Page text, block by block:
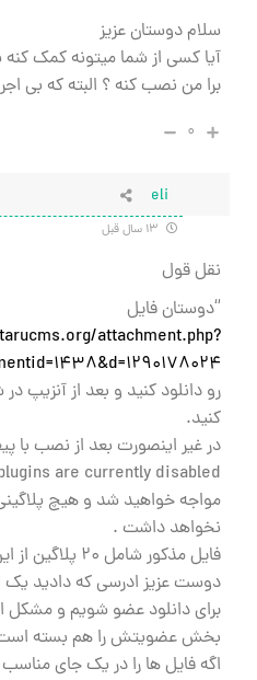
سلام دوستان عزیز
آیا کسی از شما میتونه کمک
برا من نصب کنه ؟ البته که بی
۰
eli
نقل قول
“دوستان فایل
attachment.php?
کنید.
در غیر اینصورت بعد از نصب با
are currently disabled.
مواجه خواهید شد و هیچ
نخواهد داشت .
فایل مذکور شامل ۲۰ پلاگین از این اسکریپت است.”
دوست عزيز ادرسي كه داديد
براي دانلود عضو شويم و
بخش عضويتش را هم بسته
اگه فايل ها را در يك جاي